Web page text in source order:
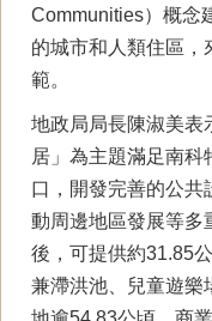
Communities）概念
的城市和人類住區，
範。
地政局局長陳淑美表
居」為主題滿足南科
口，開發完善的公共
動周邊地區發展等多
後，可提供約31.85
兼滯洪池、兒童遊樂